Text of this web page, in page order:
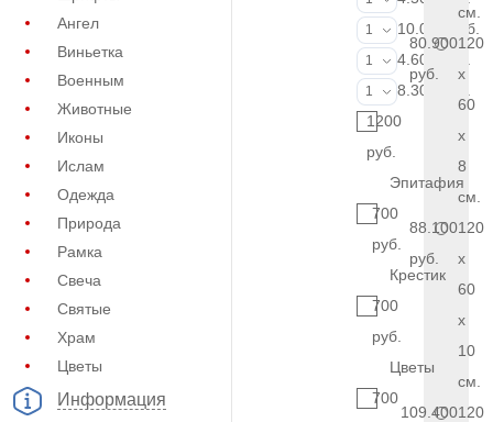
Ангел
Виньетка
Военным
Животные
Иконы
Ислам
Одежда
Природа
Рамка
Свеча
Святые
Храм
Цветы
Информация
Портрет
1
10.000 руб.
Фотокерамика
1
4.600 руб.
Фото на
1
8.300 руб.
1200
руб.
Эпитафия
700
руб.
Крестик
700
руб.
Цветы
700
см.
80.900
руб.
120
x
60
x
8
см.
88.100
руб.
120
x
60
x
10
см.
109.400120